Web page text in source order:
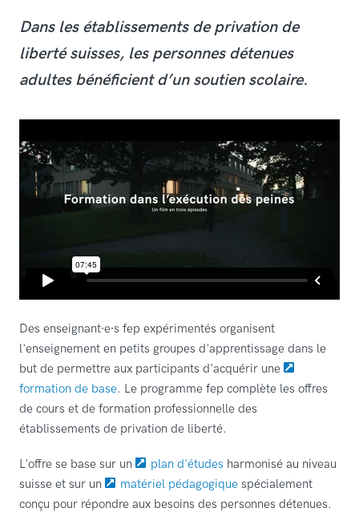
Dans les établissements de privation de
liberté suisses, les personnes détenues
adultes bénéficient d’un soutien scolaire.
Des enseignant∙e∙s fep expérimentés organisent
l'enseignement en petits groupes d'apprentissage dans le
but de permettre aux participants d'acquérir une
formation de base. Le programme fep complète les offres
de cours et de formation professionnelle des
établissements de privation de liberté.
L'offre se base sur un plan d'études harmonisé au niveau
suisse et sur un
matériel pédagogique spécialement
conçu pour répondre aux besoins des personnes détenues.